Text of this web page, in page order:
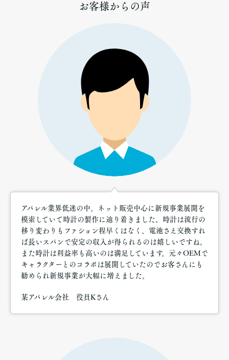
お客様からの声
アパレル業界低迷の中、ネット販売中心に新規事業展開を
模索していて時計の製作に辿り着きました。時計は流行の
移り変わりもファション程早くはなく、電池さえ交換すれ
ば長いスパンで安定の収入が得られるのは嬉しいですね。
また時計は利益率も高いのは満足しています。元々OEMで
キャラクターとのコラボは展開していたのでお客さんにも
勧められ新規事業が大幅に増えました。
某アパレル会社 役員Kさん